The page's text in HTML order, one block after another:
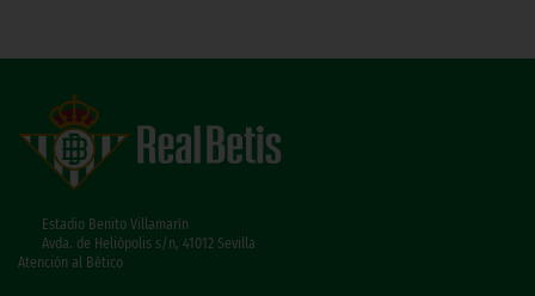
Estadio Benito Villamarín
Avda. de Heliópolis s/n, 41012 Sevilla
Atención al Bético